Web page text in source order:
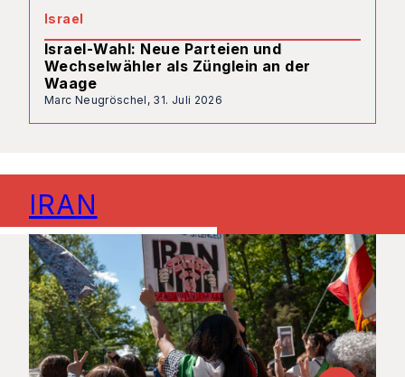
Israel
Israel-Wahl: Neue Parteien und
Wechselwähler als Zünglein an der
Waage
Marc Neugröschel, 31. Juli 2026
IRAN